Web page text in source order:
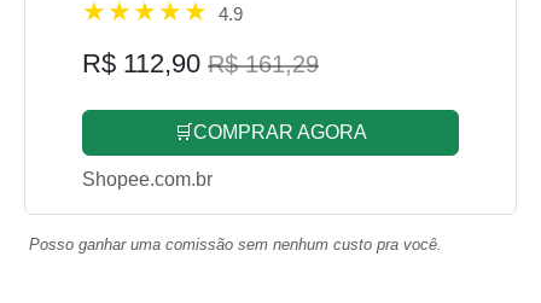
4.9
R$ 112,90 R$ 161,29
🛒COMPRAR AGORA
Shopee.com.br
Posso ganhar uma comissão sem nenhum custo pra você.